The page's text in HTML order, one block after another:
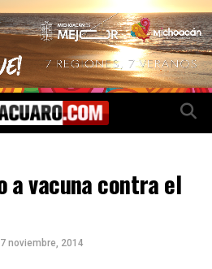
a vacuna contra el
noviembre, 2014